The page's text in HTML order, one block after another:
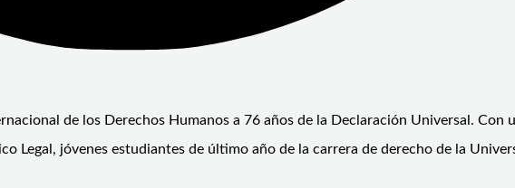
de los Derechos Humanos a 76 años de la Declaración Universal. Con
Legal, jóvenes estudiantes de último año de la carrera de derecho de la